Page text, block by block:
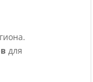
для